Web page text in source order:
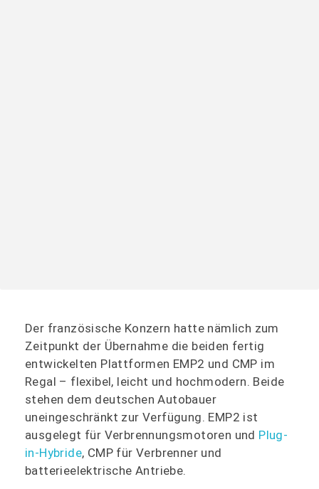
Der französische Konzern hatte nämlich zum
Zeitpunkt der Übernahme die beiden fertig
entwickelten Plattformen EMP2 und CMP im
Regal – flexibel, leicht und hochmodern. Beide
stehen dem deutschen Autobauer
uneingeschränkt zur Verfügung. EMP2 ist
ausgelegt für Verbrennungsmotoren und Plug-
in-Hybride, CMP für Verbrenner und
batterieelektrische Antriebe.